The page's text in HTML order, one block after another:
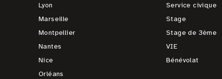
Lyon
Marseille
Montpellier
Nantes
Nice
Orléans
Service civique
Stage
Stage de 3ème
VIE
Bénévolat